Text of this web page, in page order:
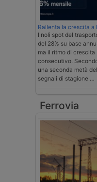
Rallenta la crescita a
I noli spot del
del 28% su base
ma il ritmo di
consecutivo.
una seconda metà
segnali di stagione …
Ferrovia